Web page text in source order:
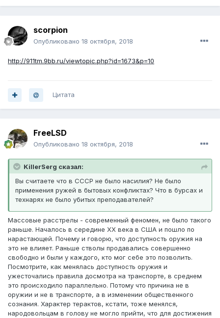
scorpion
Опубликовано 18 октября, 2018
http://911tm.9bb.ru/viewtopic.php?id=1673&p=10
Цитата
FreeLSD
Опубликовано 18 октября, 2018
KillerSerg сказал:
Вы считаете что в СССР не было насилия? Не было
применения ружей в бытовых конфликтах? Что в бурсах и
технарях не было убитых преподавателей?
Массовые расстрелы - современный феномен, не было такого
раньше. Началось в середине XX века в США и пошло по
нарастающей. Почему и говорю, что доступность оружия на
это не влияет. Раньше стволы продавались совершенно
свободно и были у каждого, кто мог себе это позволить.
Посмотрите, как менялась доступность оружия и
ужесточались правила досмотра на транспорте, в среднем
это происходило параллельно. Потому что причина не в
оружии и не в транспорте, а в изменении общественного
сознания. Характер терактов, кстати, тоже менялся,
народовольцам в голову не могло прийти, что для достижения